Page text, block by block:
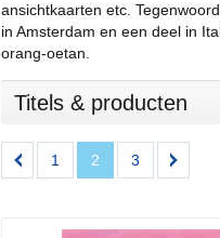
ansichtkaarten etc.
in Amsterdam en een deel in
orang-oetan.
Titels & producten
1 2 3